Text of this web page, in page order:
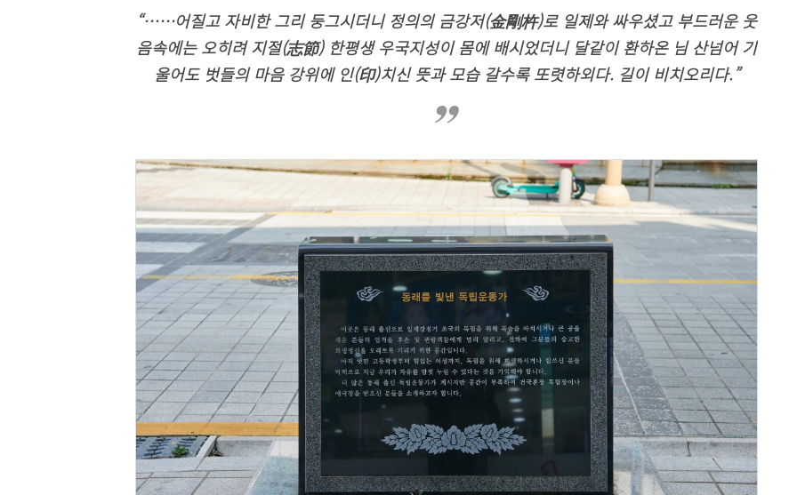
“……어질고 자비한 그리 둥그시더니 정의의 금강저(金剛杵)로 일제와 싸우셨고 부드러운 웃
음속에는 오히려 지절(志節) 한평생 우국지성이 몸에 배시었더니 달같이 환하온 님 산넘어 기
울어도 벗들의 마음 강위에 인(印)치신 뜻과 모습 갈수록 또렷하외다. 길이 비치오리다.”